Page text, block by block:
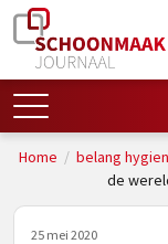
Home / belang
de
25 mei 2020